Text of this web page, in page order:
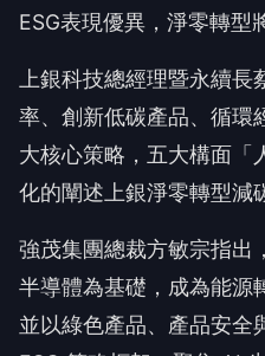
ESG表現優異，淨零轉型
上銀科技總經理暨永續
率、創新低碳產品、循環
大核心策略，五大構面「
化的闡述上銀淨零轉型減
強茂集團總裁方敏宗指出
半導體為基礎，成為能源
並以綠色產品、產品安全